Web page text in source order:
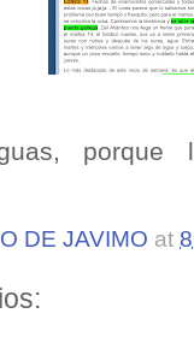
porque
DE JAVIMO at